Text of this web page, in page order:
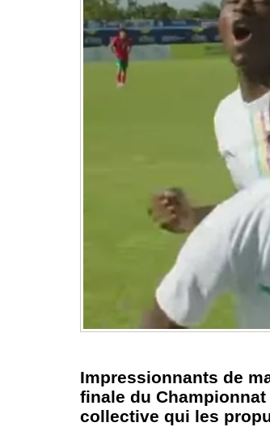
Impressionnants de
finale du
collective qui les